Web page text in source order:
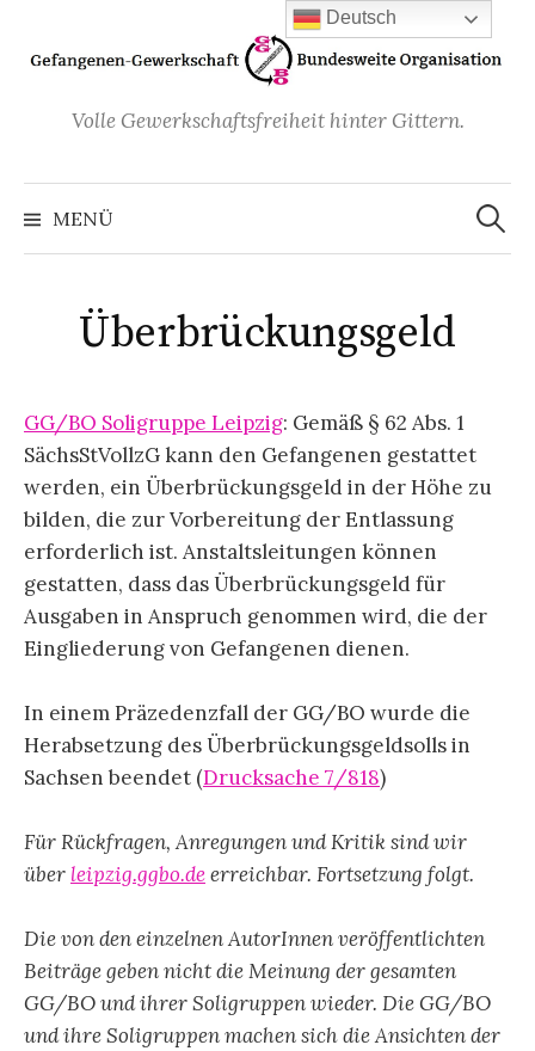
Inhalt
überspringen
Volle Gewerkschaftsfreiheit hinter Gittern.
MENÜ
Suchen
nach:
Überbrückungsgeld
GG/BO Soligruppe Leipzig: Gemäß § 62 Abs. 1
SächsStVollzG kann den Gefangenen gestattet
werden, ein Überbrückungsgeld in der Höhe zu
bilden, die zur Vorbereitung der Entlassung
erforderlich ist. Anstaltsleitungen können
gestatten, dass das Überbrückungsgeld für
Ausgaben in Anspruch genommen wird, die der
Eingliederung von Gefangenen dienen.
In einem Präzedenzfall der GG/BO wurde die
Herabsetzung des Überbrückungsgeldsolls in
Sachsen beendet (Drucksache 7/818)
Für Rückfragen, Anregungen und Kritik sind wir
über leipzig.ggbo.deerreichbar. Fortsetzung folgt.
Die von den einzelnen AutorInnen veröffentlichten
Beiträge geben nicht die Meinung der gesamten
GG/BO und ihrer Soligruppen wieder. Die GG/BO
und ihre Soligruppen machen sich die Ansichten der
Deutsch